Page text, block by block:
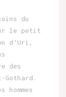
du
le petit
d’Uri,
des
Gothard.